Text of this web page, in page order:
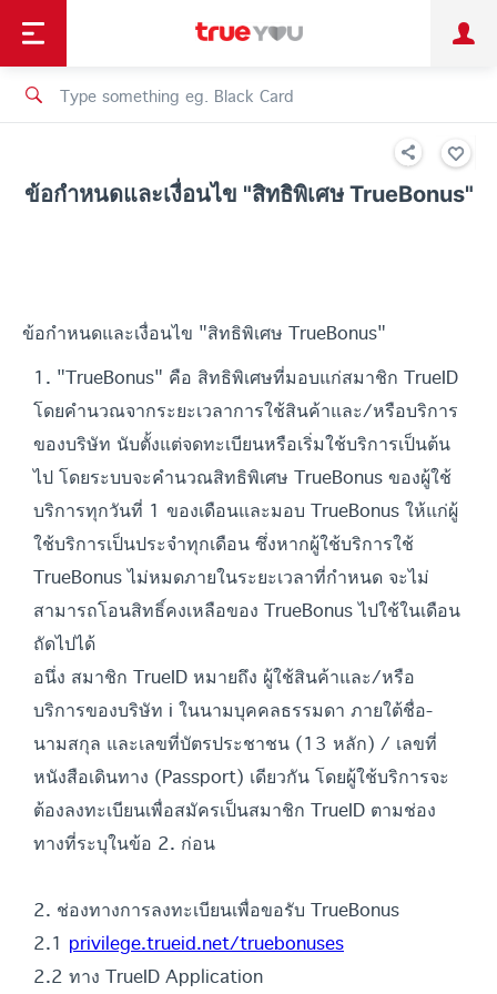
Personal Business
Shopping
เทรนด์เทคโนโลยี
ข้อกำหนดและเงื่อนไข "สิทธิพิเศษ TrueBonus"
ข้อกำหนดและเงื่อนไข "สิทธิพิเศษ TrueBonus"
1. "TrueBonus" คือ สิทธิพิเศษที่มอบแก่สมาชิก TrueID
โดยคำนวณจากระยะเวลาการใช้สินค้าและ/หรือบริการ
ของบริษัท นับตั้งแต่จดทะเบียนหรือเริ่มใช้บริการเป็นต้น
ไป โดยระบบจะคำนวณสิทธิพิเศษ TrueBonus ของผู้ใช้
บริการทุกวันที่ 1 ของเดือนและมอบ TrueBonus ให้แก่ผู้
ใช้บริการเป็นประจำทุกเดือน ซึ่งหากผู้ใช้บริการใช้
TrueBonus ไม่หมดภายในระยะเวลาที่กำหนด จะไม่
สามารถโอนสิทธิ์คงเหลือของ TrueBonus ไปใช้ในเดือน
ถัดไปได้
อนึ่ง สมาชิก TrueID หมายถึง ผู้ใช้สินค้าและ/หรือ
บริการของบริษัท i ในนามบุคคลธรรมดา ภายใต้ชื่อ-
นามสกุล และเลขที่บัตรประชาชน (13 หลัก) / เลขที่
หนังสือเดินทาง (Passport) เดียวกัน โดยผู้ใช้บริการจะ
ต้องลงทะเบียนเพื่อสมัครเป็นสมาชิก TrueID ตามช่อง
ทางที่ระบุในข้อ 2. ก่อน
2. ช่องทางการลงทะเบียนเพื่อขอรับ TrueBonus
2.1 privilege.trueid.net/truebonuses
2.2 ทาง TrueID Application